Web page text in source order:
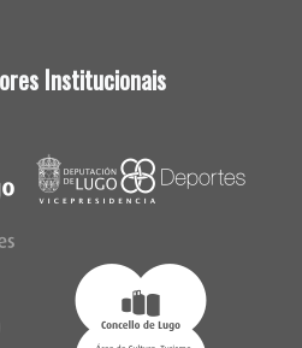
Institucionais